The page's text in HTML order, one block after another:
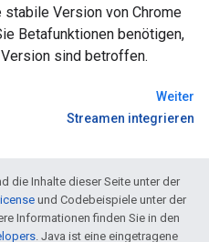
Version von Chrome
Betafunktionen benötigen,
sind betroffen.
Weiter
Streamen integrieren
die Inhalte dieser Seite unter der
und Codebeispiele unter der
Informationen finden Sie in den
. Java ist eine eingetragene